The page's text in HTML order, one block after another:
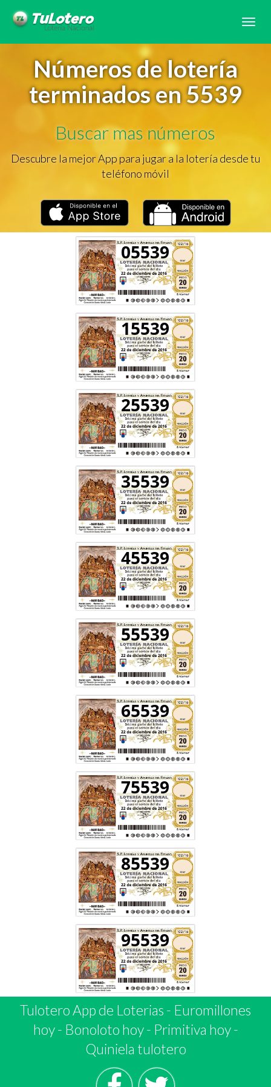
Números de lotería
terminados en 5539
Buscar mas números
Descubre la mejor App para jugar a la lotería desde tu
teléfono móvil
05539
15539
25539
35539
45539
55539
65539
75539
85539
95539
Tulotero App de Loterias - Euromillones
hoy- Bonoloto hoy- Primitiva hoy-
Quiniela tulotero